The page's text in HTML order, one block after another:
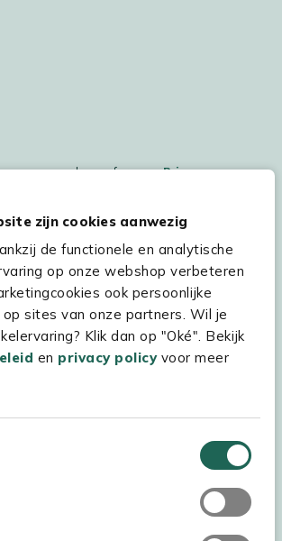
zijn cookies aanwezig
de functionele en analytische
op onze webshop verbeteren
ook persoonlijke
sites van onze partners. Wil je
Klik dan op "Oké". Bekijk
en privacy policyvoor meer
worden conform onsPrivacy
XXL